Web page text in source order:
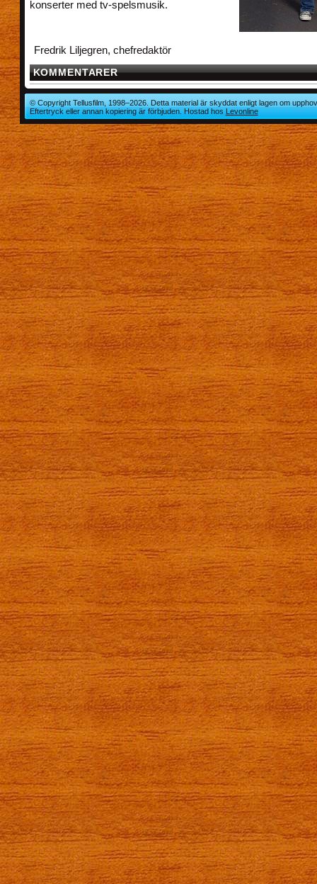
konserter med tv-spelsmusik.
Fredrik Liljegren, chefredaktör
KOMMENTARER
© Copyright Tellusfilm, 1998–2026. Detta material är skyddat enligt lagen om
Eftertryck eller annan kopiering är förbjuden. Hostad hosLevonline